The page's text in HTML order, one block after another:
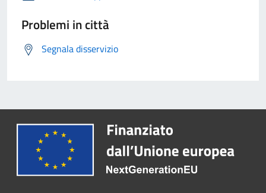
Problemi in città
Segnala disservizio